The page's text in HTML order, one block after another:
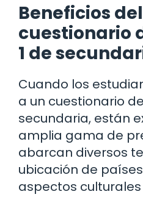
Beneficios del
cuestionario
1 de
Cuando los
a un cuestionario
secundaria, están
amplia gama de
abarcan diversos
ubicación de
aspectos